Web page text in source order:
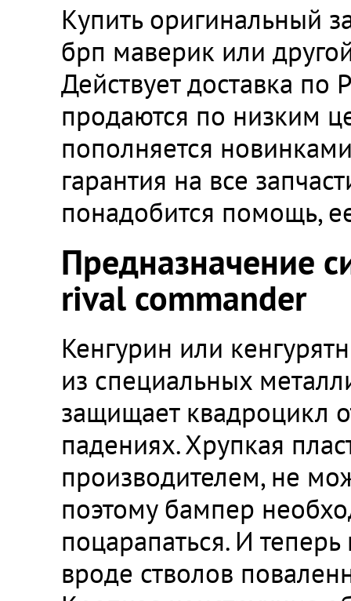
Купить оригинальный
брп маверик или
Действует доставка по
продаются по низким
пополняется
гарантия на все
понадобится помощь,
Предназначение
rival commander
Кенгурин или
из специальных
защищает квадроцикл
падениях. Хрупкая
производителем, не
поэтому бампер
поцарапаться. И
вроде стволов